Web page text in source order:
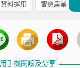
資料運用 智慧農業
用手機閱讀及分享